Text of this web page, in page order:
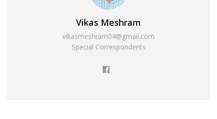
Vikas Meshram
vikasmeshram04@gmail.com
Special Correspondents